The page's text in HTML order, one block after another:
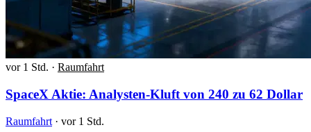
vor 1 Std. · Raumfahrt
SpaceX Aktie: Analysten-Kluft von 240 zu 62 Dollar
Raumfahrt · vor 1 Std.